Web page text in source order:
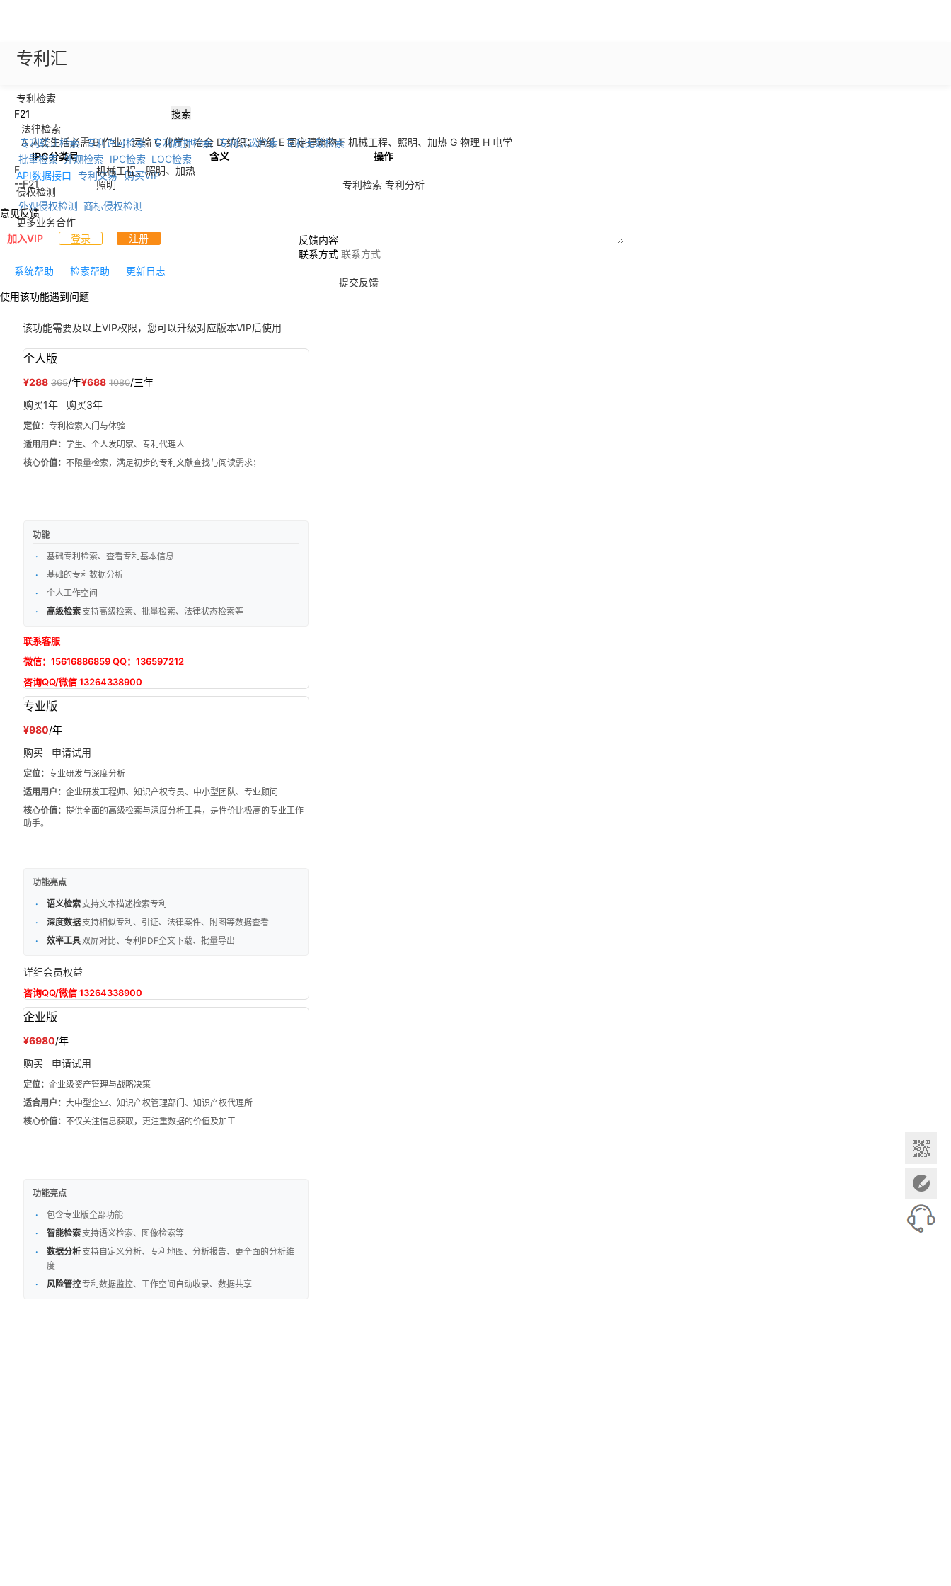
专利汇
专利检索
简单检索
法律检索
专利转让检索 专利许可检索 专利质押检索 专利诉讼检索
专利无效检索
批量检索 外观检索 IPC检索 LOC检索
API数据接口
专利交易 购买VIP
侵权检测
外观侵权检测 商标侵权检测
更多业务合作
加入VIP
登录 注册
系统帮助 检索帮助 更新日志
搜索
A 人类生活必需B 作业；运输C 化学；冶金 D 纺织；造纸E 固定建筑物F 机械工程、照明、加热 G 物理 H 电学
IPC分类号
含义
操作
F
机械工程、照明、加热
--F21 照明 专利检索 专利分析
意见反馈
反馈内容
联系方式
提交反馈
使用该功能遇到问题
该功能需要及以上VIP权限，您可以升级对应版本VIP后使用
个人版
¥288 365/年¥688 1080/三年
购买1年
购买3年
定位： 专利检索入门与体验
适用用户： 学生、个人发明家、专利代理人
核心价值： 不限量检索，满足初步的专利文献查找与阅读需求；
功能
基础专利检索、查看专利基本信息
基础的专利数据分析
个人工作空间
高级检索 支持高级检索、批量检索、法律状态检索等
联系客服
微信：15616886859 QQ：136597212
咨询QQ/微信 13264338900
专业版
¥980/年
购买
申请试用
定位： 专业研发与深度分析
适用用户： 企业研发工程师、知识产权专员、中小型团队、专业顾问
核心价值： 提供全面的高级检索与深度分析工具，是性价比极高的专业工作
助手。
功能亮点
语义检索 支持文本描述检索专利
深度数据 支持相似专利、引证、法律案件、附图等数据查看
效率工具双屏对比、专利PDF全文下载、批量导出
详细会员权益
咨询QQ/微信 13264338900
企业版
¥6980/年
购买
申请试用
定位： 企业级资产管理与战略决策
适合用户： 大中型企业、知识产权管理部门、知识产权代理所
核心价值： 不仅关注信息获取，更注重数据的价值及加工
功能亮点
包含专业版全部功能
智能检索 支持语义检索、图像检索等
数据分析 支持自定义分析、专利地图、分析报告、更全面的分析维
度
风险管控专利数据监控、工作空间自动收录、数据共享